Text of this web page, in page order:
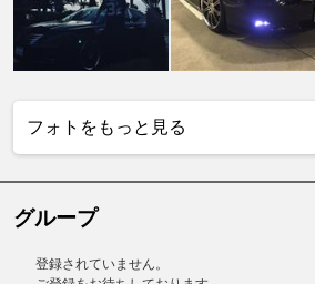
フォトをもっと見る
グループ
登録されていません。